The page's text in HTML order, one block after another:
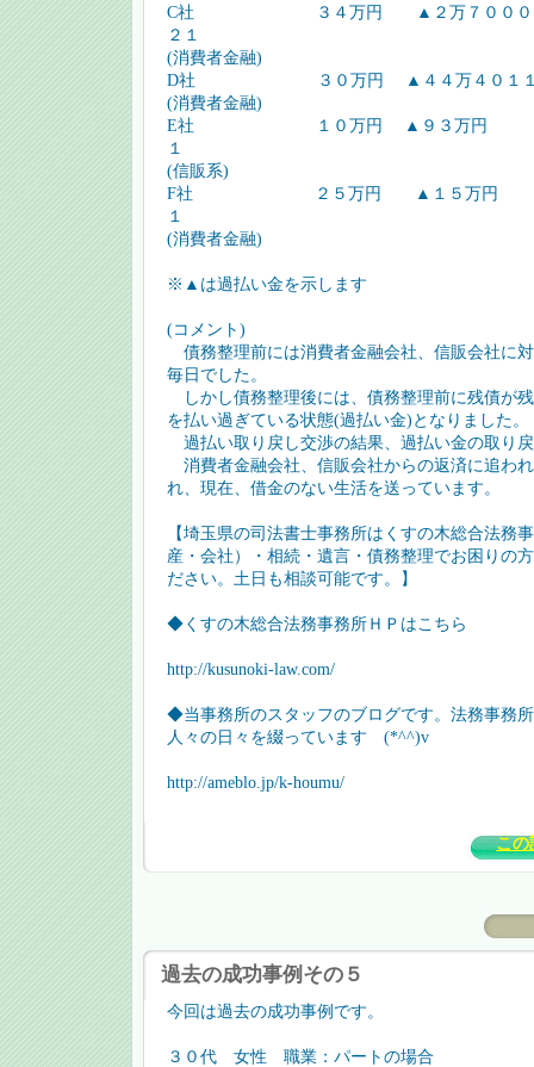
C社 ３４万円 ▲２万７０００
２１
(消費者金融)
D社 ３０万円 ▲４４万４０１１円
(消費者金融)
E社 １０万円 ▲９３万円 H
１
(信販系)
F社 ２５万円 ▲１５万円
１
(消費者金融)
※▲は過払い金を示します
(コメント)
債務整理前には消費者金融会社、信販会社に
毎日でした。
しかし債務整理後には、債務整理前に残債が
を払い過ぎている状態(過払い金)となりました。
過払い取り戻し交渉の結果、過払い金の取り
消費者金融会社、信販会社からの返済に追わ
れ、現在、借金のない生活を送っています。
【埼玉県の司法書士事務所はくすの木総合法務
産・会社）・相続・遺言・債務整理でお困りの
ださい。土日も相談可能です。】
◆くすの木総合法務事務所ＨＰはこちら
http://kusunoki-law.com/
◆当事務所のスタッフのブログです。法務事務
人々の日々を綴っています (*^^)v
http://ameblo.jp/k-houmu/
この
過去の成功事例その５
今回は過去の成功事例です。
３０代 女性 職業：パートの場合